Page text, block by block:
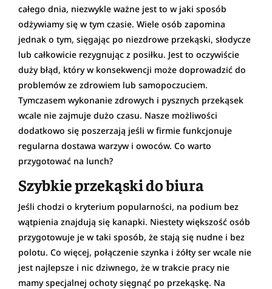
całego dnia, niezwykle ważne jest to w jaki sposób
odżywiamy się w tym czasie. Wiele osób zapomina
jednak o tym, sięgając po niezdrowe przekąski, słodycze
lub całkowicie rezygnując z posiłku. Jest to oczywiście
duży błąd, który w konsekwencji może doprowadzić do
problemów ze zdrowiem lub samopoczuciem.
Tymczasem wykonanie zdrowych i pysznych przekąsek
wcale nie zajmuje dużo czasu. Nasze możliwości
dodatkowo się poszerzają jeśli w firmie funkcjonuje
regularna dostawa warzyw i owoców. Co warto
przygotować na lunch?
Szybkie przekąski do biura
Jeśli chodzi o kryterium popularności, na podium bez
wątpienia znajdują się kanapki. Niestety większość osób
przygotowuje je w taki sposób, że stają się nudne i bez
polotu. Co więcej, połączenie szynka i żółty ser wcale nie
jest najlepsze i nic dziwnego, że w trakcie pracy nie
mamy specjalnej ochoty sięgnąć po przekąskę. Na